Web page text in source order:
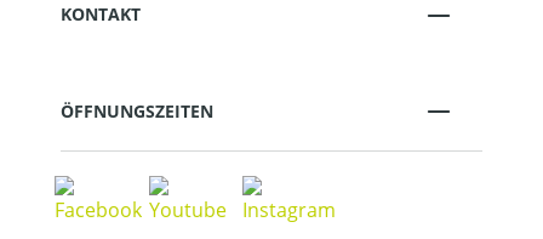
KONTAKT
ÖFFNUNGSZEITEN